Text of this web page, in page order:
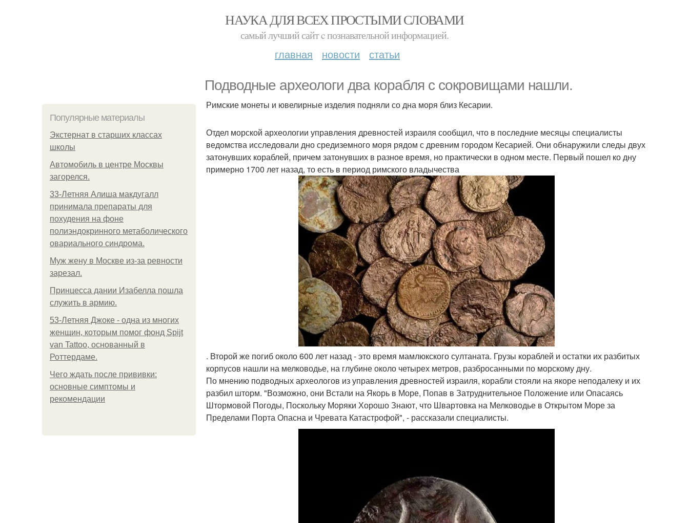
НАУКА ДЛЯ ВСЕХ ПРОСТЫМИ СЛОВАМИ
самый лучший сайт c познавательной информацией.
главная новости статьи
Подводные археологи два корабля с сокровищами нашли.
Популярные материалы
Экстернат в старших классах
школы
Автомобиль в центре Москвы
загорелся.
33-Летняя Алиша макдугалл
принимала препараты для
похудения на фоне
полиэндокринного метаболического
овариального синдрома.
Mуж жену в Москве из-за ревности
зарезал.
Принцесса дании Изабелла пошла
служить в армию.
53-Летняя Джоке - одна из многих
женщин, которым помог фонд Spijt
van Tattoo, основанный в
Роттердаме.
Чего ждать после прививки:
основные симптомы и
рекомендации
Римские монеты и ювелирные изделия подняли со дна моря близ Кесарии.
Отдел морской археологии управления древностей израиля сообщил, что в последние месяцы специалисты
ведомства исследовали дно средиземного моря рядом с древним городом Кесарией. Они обнаружили следы двух
затонувших кораблей, причем затонувших в разное время, но практически в одном месте. Первый пошел ко дну
примерно 1700 лет назад, то есть в период римского владычества
. Второй же погиб около 600 лет назад - это время мамлюкского султаната. Грузы кораблей и остатки их разбитых
корпусов нашли на мелководье, на глубине около четырех метров, разбросанными по морскому дну.
По мнению подводных археологов из управления древностей израиля, корабли стояли на якоре неподалеку и их
разбил шторм. "Возможно, они Встали на Якорь в Море, Попав в Затруднительное Положение или Опасаясь
Штормовой Погоды, Поскольку Моряки Хорошо Знают, что Швартовка на Мелководье в Открытом Море за
Пределами Порта Опасна и Чревата Катастрофой", - рассказали специалисты.